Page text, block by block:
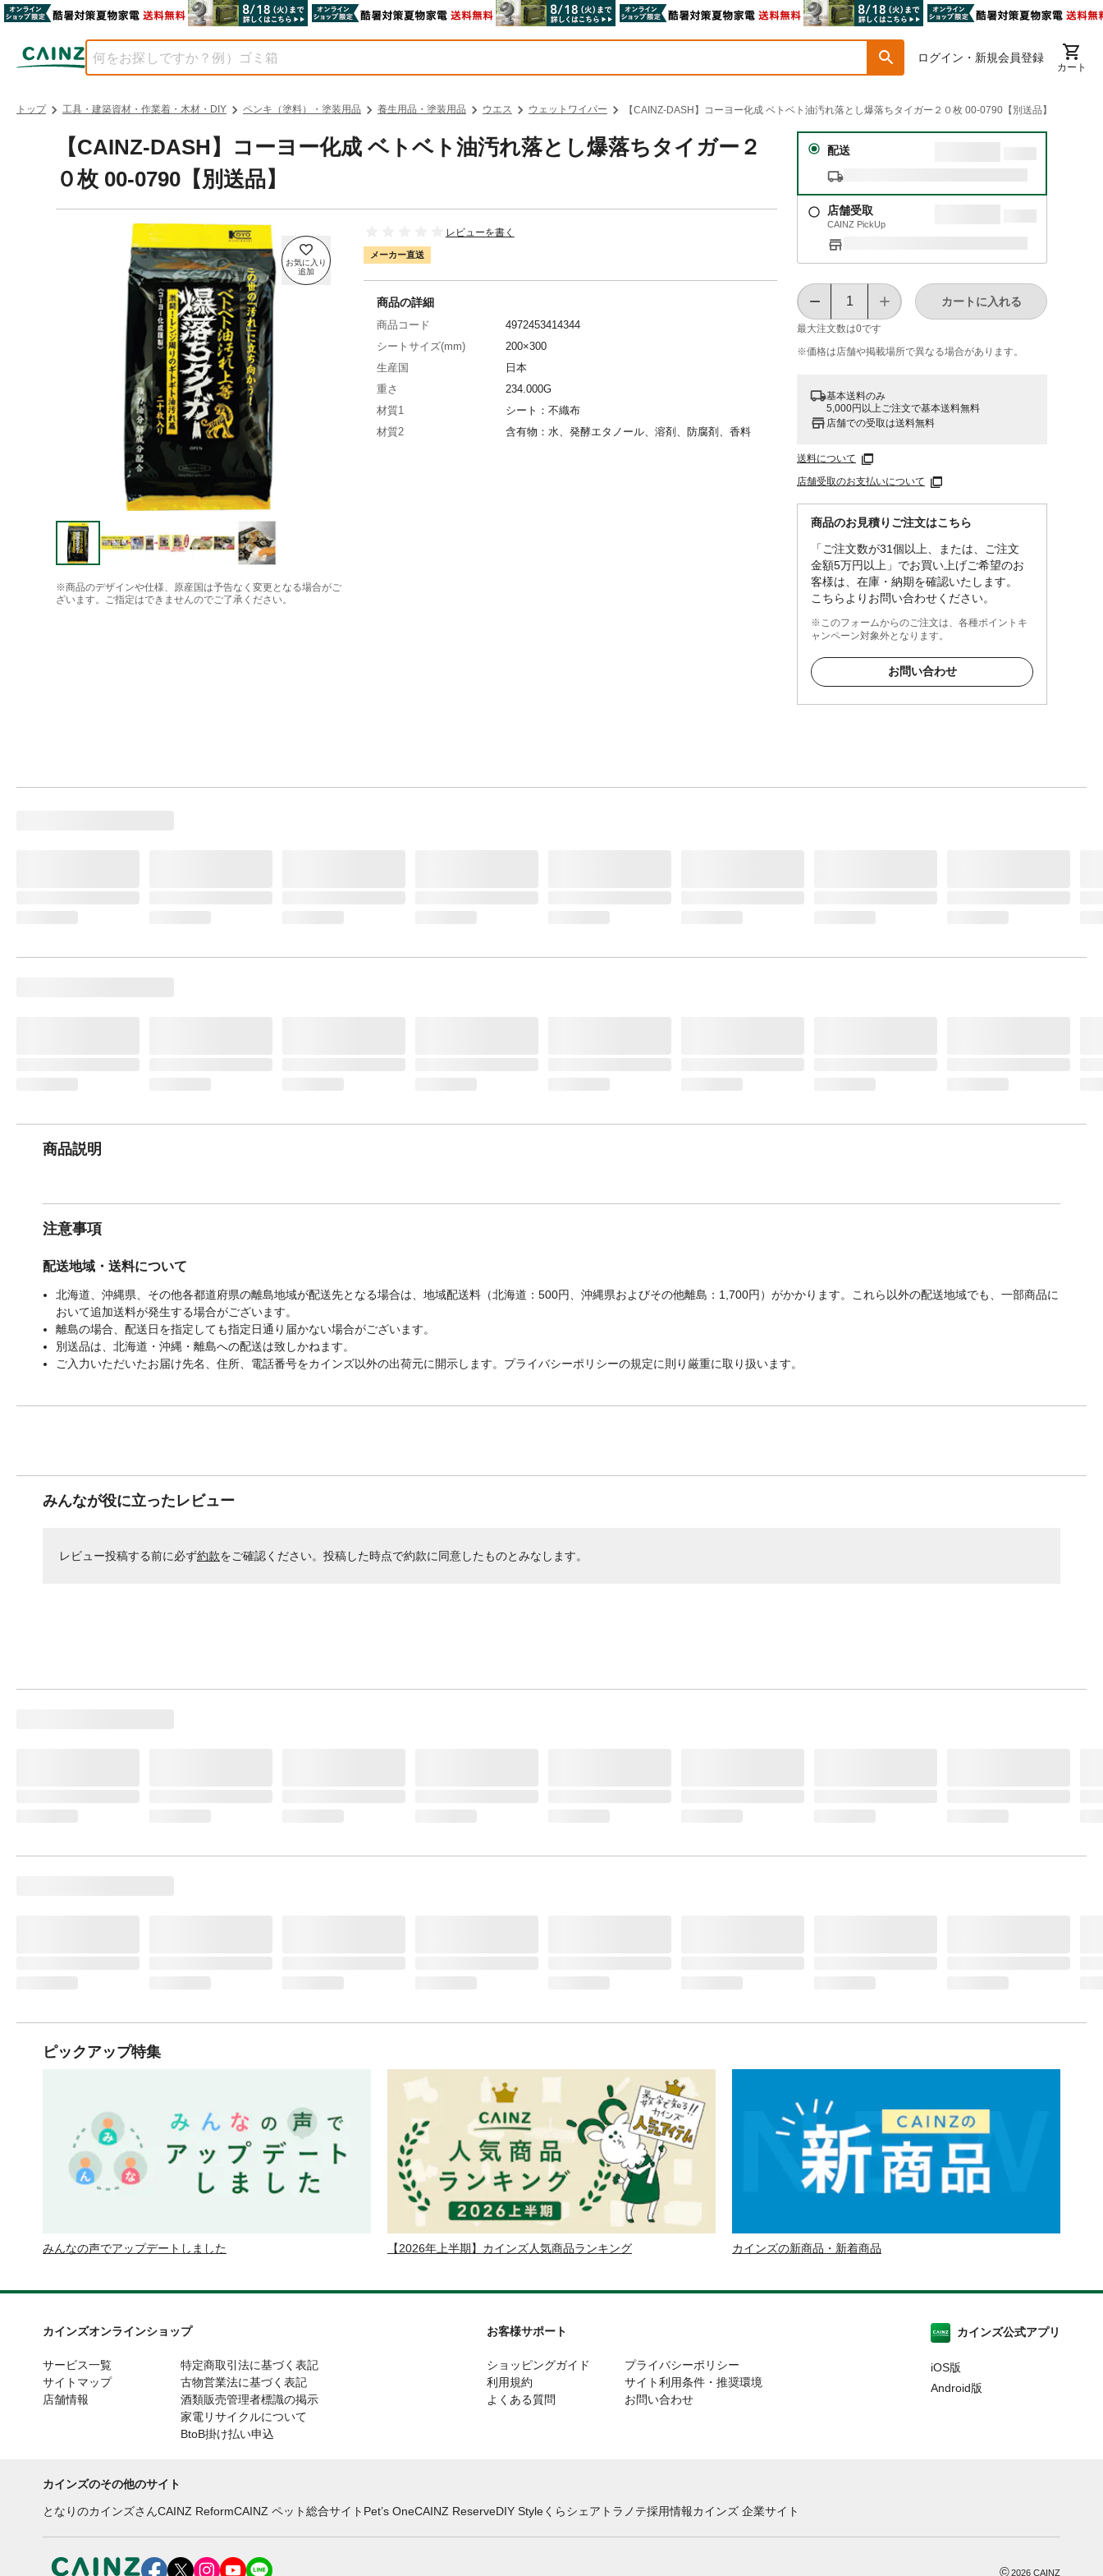
ログイン・新規会員登録
カート
トップ 工具・建築資材・作業着・木材・DIY ペンキ（塗料）・塗装用品 養生用品・塗装用品 ウエス ウェットワイパー 【CAINZ-DASH】コーヨー化成 ベトベト油汚れ落とし爆落ちタイガー２０枚 00-0790【別送品】
【CAINZ-DASH】コーヨー化成 ベトベト油汚れ落とし爆落ちタイガー２
０枚 00-0790【別送品】
※商品のデザインや仕様、原産国は予告なく変更となる場合がご
ざいます。ご指定はできませんのでご了承ください。
レビューを書く
メーカー直送
配送
店舗受取
CAINZ PickUp
最大注文数は0です
カートに入れる
※価格は​店舗や​掲載場所で​異なる​場合が​あります。
基本送料のみ
5,000円以上ご注文で基本送料無料
店舗での受取は送料無料
送料について
店舗受取のお支払いについて
商品のお見積りご注文はこちら
「ご注文数が31個以上、または、ご注文
金額5万円以上」でお買い上げご希望のお
客様は、在庫・納期を確認いたします。
こちらよりお問い合わせください。
※このフォームからのご注文は、各種ポイントキ
ャンペーン対象外となります。
お問い合わせ
商品の詳細
商品コード
4972453414344
シートサイズ(mm)
200×300
生産国
日本
重さ
234.000G
材質1
シート：不織布
材質2
含有物：水、発酵エタノール、溶剤、防腐剤、香料
商品説明
注意事項
配送地域・送料について
北海道、沖縄県、その他各都道府県の離島地域が配送先となる場合は、地域配送料（北海道：500円、沖縄県およびその他離島：1,700円）がかかります。これら以外の配送地域でも、一部商品に
おいて追加送料が発生する場合がございます。
離島の場合、配送日を指定しても指定日通り届かない場合がございます。
別送品は、北海道・沖縄・離島への配送は致しかねます。
ご入力いただいたお届け先名、住所、電話番号をカインズ以外の出荷元に開示します。プライバシーポリシーの規定に則り厳重に取り扱います。
みんなが役に立ったレビュー
レビュー投稿する前に必ず約款をご確認ください。投稿した時点で約款に同意したものとみなします。
ピックアップ特集
みんなの声でアップデートしました 【2026年上半期】カインズ人気商品ランキング カインズの新商品・新着商品
カインズオンラインショップ
サービス一覧
サイトマップ
店舗情報
特定商取引法に基づく表記
古物営業法に基づく表記
酒類販売管理者標識の掲示
家電リサイクルについて
BtoB掛け払い申込
お客様サポート
ショッピングガイド
利用規約
よくある質問
プライバシーポリシー
サイト利用条件・推奨環境
お問い合わせ
カインズ公式アプリ
iOS版
Android版
カインズのその他のサイト
となりのカインズさんCAINZ ReformCAINZ ペット総合サイト Pet’s OneCAINZ ReserveDIY Styleくらシェア トラノテ採用情報カインズ 企業サイト
©2026 CAINZ